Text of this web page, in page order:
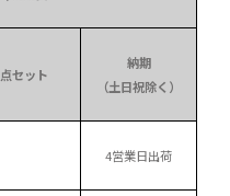
セット
納期
（土日祝除く）
4営業日出荷